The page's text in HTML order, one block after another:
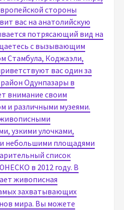
стороны
вас на анатолийскую
потрясающий вид на
с вызывающим
Стамбула, Коджаэли,
вас один за
Одунпазары в
внимание своим
и различными музеями.
узкими улочками,
небольшими площадями
список
в 2012 году. В
живописная
захватывающих
мира. Вы можете